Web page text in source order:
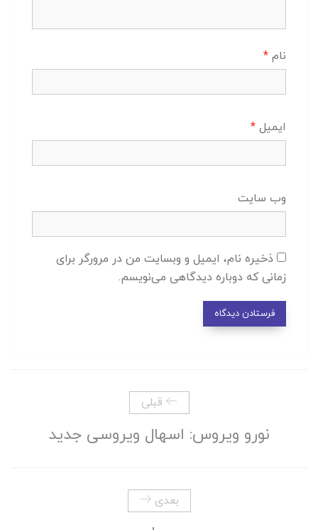
نام *
ایمیل *
وب‌ سایت
ذخیره نام، ایمیل و وبسایت من در مرورگر برای
زمانی که دوباره دیدگاهی می‌نویسم.
قبلی
نورو ویروس: اسهال ویروسی جدید
بعدی